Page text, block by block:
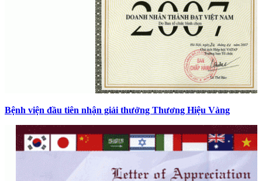
Bệnh viện đầu tiên nhận giải thưởng Thương Hiệu Vàng